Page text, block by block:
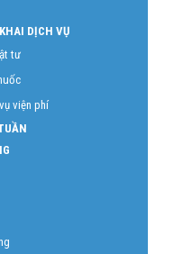
DỊCH VỤ
tư
viện phí